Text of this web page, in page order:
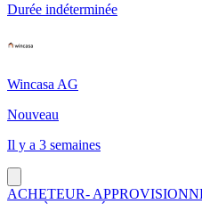
Durée indéterminée
Wincasa AG
Nouveau
Il y a 3 semaines
ACHETEUR-